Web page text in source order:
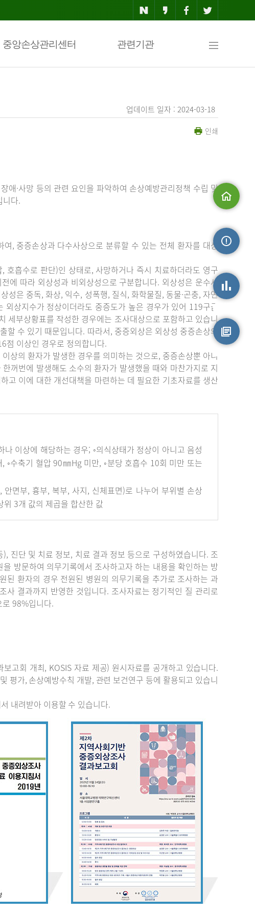
중앙손상관리센터 관련기관
맵
업데이트 일자 : 2024-03-18
인쇄
애·사망 등의 관련 요인을 파악하여 손상예방관리정책 수립 및
니다.
, 중증손상과 다수사상으로 분류할 수 있는 전체 환자를 대상
흡수로 판단)인 상태로, 사망하거나 즉시 치료하더라도 영구
에 따라 외상성과 비외상성으로 구분합니다. 외상성은 운수사
성은 중독, 화상, 익수, 성폭행, 질식, 화학물질, 동물·곤충, 자연
상지수가 정상이더라도 중증도가 높은 경우가 있어 119구급
세부상황표를 작성한 경우에는 조사대상으로 포함하고 있습니
수 있기 때문입니다. 따라서, 중증외상은 외상성 중증손상의
점 이상인 경우로 정의합니다.
상의 환자가 발생한 경우를 의미하는 것으로, 중증손상뿐 아니
꺼번에 발생해도 소수의 환자가 발생했을 때와 마찬가지로 지
고 이에 대한 개선대책을 마련하는 데 필요한 기초자료를 생산
이상에 해당하는 경우; ◦의식상태가 정상이 아니고 음성
◦수축기 혈압 90㎜Hg 미만, ◦분당 호흡수 10회 미만 또는
면부, 흉부, 복부, 사지, 신체표면)로 나누어 부위별 손상
3개 값의 제곱을 합산한 값
진단 및 치료 정보, 치료 결과 정보 등으로 구성하였습니다. 조
방문하여 의무기록에서 조사하고자 하는 내용을 확인하는 방
된 환자의 경우 전원된 병원의 의무기록을 추가로 조사하는 과
결과까지 반영한 것입니다. 조사자료는 정기적인 질 관리로
98%입니다.
고회 개최, KOSIS 자료 제공) 원시자료를 공개하고 있습니다.
평가, 손상예방수칙 개발, 관련 보건연구 등에 활용되고 있습니
내려받아 이용할 수 있습니다.
손상통계